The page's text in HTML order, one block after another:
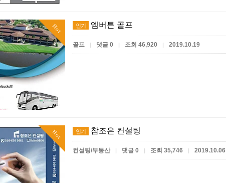
Hot 인기 엠버튼 골프
골프 | 댓글 0 | 조회 46,920 | 2019.10.19
Hot 인기 참조은 컨설팅
컨설팅/부동산 | 댓글 0 | 조회 35,746 | 2019.10.06